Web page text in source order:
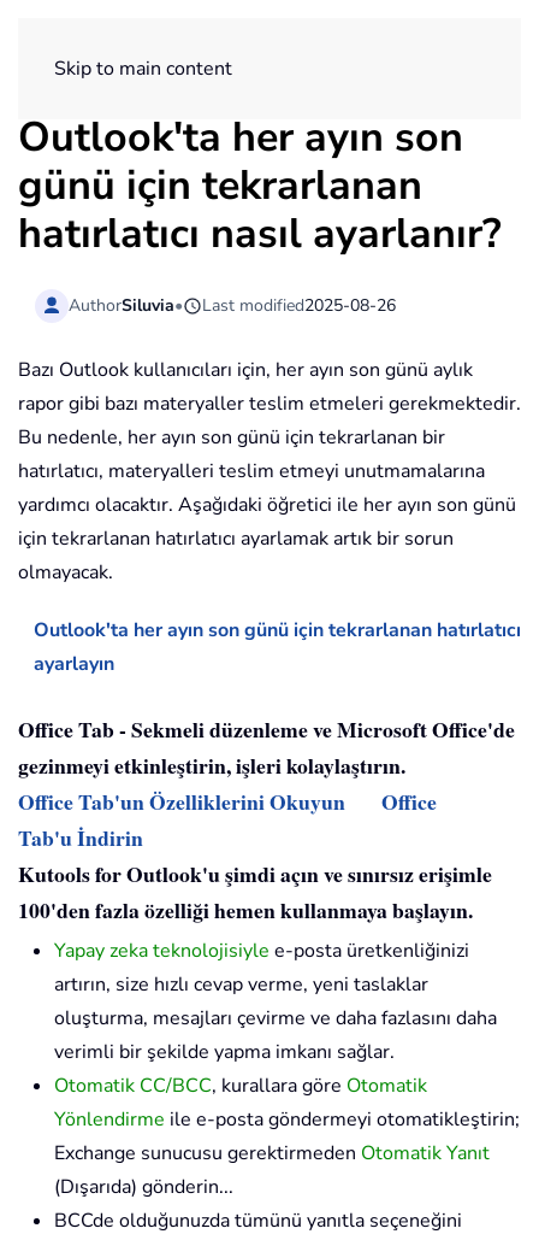
Skip to main content
Outlook'ta her ayın son
günü için tekrarlanan
hatırlatıcı nasıl ayarlanır?
AuthorSiluvia• Last modified2025-08-26
Bazı Outlook kullanıcıları için, her ayın son günü aylık
rapor gibi bazı materyaller teslim etmeleri gerekmektedir.
Bu nedenle, her ayın son günü için tekrarlanan bir
hatırlatıcı, materyalleri teslim etmeyi unutmamalarına
yardımcı olacaktır. Aşağıdaki öğretici ile her ayın son günü
için tekrarlanan hatırlatıcı ayarlamak artık bir sorun
olmayacak.
Outlook'ta her ayın son günü için tekrarlanan hatırlatıcı
ayarlayın
Office Tab - Sekmeli düzenleme ve Microsoft Office'de
gezinmeyi etkinleştirin, işleri kolaylaştırın.
Office Tab'un Özelliklerini Okuyun
Office
Tab'u İndirin
Kutools for Outlook'u şimdi açın ve sınırsız erişimle
100'den fazla özelliği hemen kullanmaya başlayın.
Yapay zeka teknolojisiyle e-posta üretkenliğinizi
artırın, size hızlı cevap verme, yeni taslaklar
oluşturma, mesajları çevirme ve daha fazlasını daha
verimli bir şekilde yapma imkanı sağlar.
Otomatik CC/BCC, kurallara göre Otomatik
Yönlendirme ile e-posta göndermeyi otomatikleştirin;
Exchange sunucusu gerektirmeden Otomatik Yanıt
(Dışarıda) gönderin...
BCCde olduğunuzda tümünü yanıtla seçeneğini